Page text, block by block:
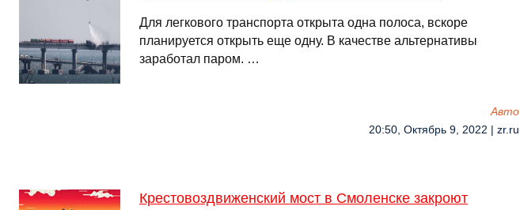
Для легкового транспорта открыта одна полоса, вскоре
планируется открыть еще одну. В качестве альтернативы
заработал паром. …
Авто
20:50, Октябрь 9, 2022 | zr.ru
Крестовоздвиженский мост в Смоленске закроют